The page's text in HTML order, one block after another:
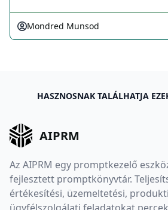
Mondred Munsod
HASZNOSNAK TALÁLHATJA
AIPRM
Az AIPRM egy promptkezelő
fejlesztett promptkönyvtár.
értékesítési, üzemeltetési,